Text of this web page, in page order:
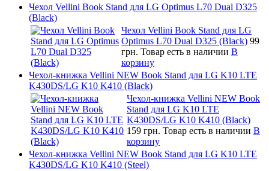
Чехол Vellini Book Stand для LG Optimus L70 Dual D325
(Black)
Чехол Vellini Book Stand для LG
Optimus L70 Dual D325 (Black) 99
грн. Товар есть в наличии В
корзину
Чехол-книжка Vellini NEW Book Stand для LG K10 LTE
K430DS/LG K10 K410 (Black)
Чехол-книжка Vellini NEW Book
Stand для LG K10 LTE
K430DS/LG K10 K410 (Black)
159 грн. Товар есть в наличии В
корзину
Чехол-книжка Vellini NEW Book Stand для LG K10 LTE
K430DS/LG K10 K410 (Steel)